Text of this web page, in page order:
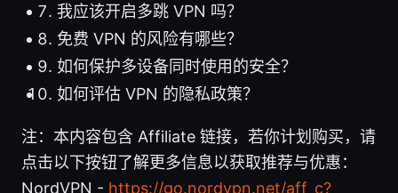
我应该开启多跳 VPN 吗？
免费 VPN 的风险有哪些？
如何保护多设备同时使用的安全？
如何评估 VPN 的隐私政策？
注：本内容包含 Affiliate 链接，若你计划购买，请
点击以下按钮了解更多信息以获取推荐与优惠：
NordVPN - https://go.nordvpn.net/aff_c?